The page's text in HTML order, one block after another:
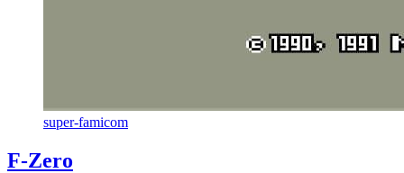
super-famicom
F-Zero